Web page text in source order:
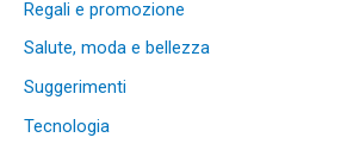
Regali e promozione
Salute, moda e bellezza
Suggerimenti
Tecnologia